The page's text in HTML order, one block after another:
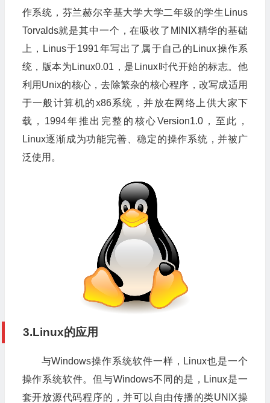
作系统，芬兰赫尔辛基大学大学二年级的学生Linus
Torvalds就是其中一个，在吸收了MINIX精华的基础
上，Linus于1991年写出了属于自己的Linux操作系
统，版本为Linux0.01，是Linux时代开始的标志。他
利用Unix的核心，去除繁杂的核心程序，改写成适用
于一般计算机的x86系统，并放在网络上供大家下
载，1994年推出完整的核心Version1.0，至此，
Linux逐渐成为功能完善、稳定的操作系统，并被广
泛使用。
3.Linux的应用
与Windows操作系统软件一样，Linux也是一个
操作系统软件。但与Windows不同的是，Linux是一
套开放源代码程序的，并可以自由传播的类UNIX操